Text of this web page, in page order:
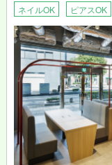
ネイルOK
ピアスOK